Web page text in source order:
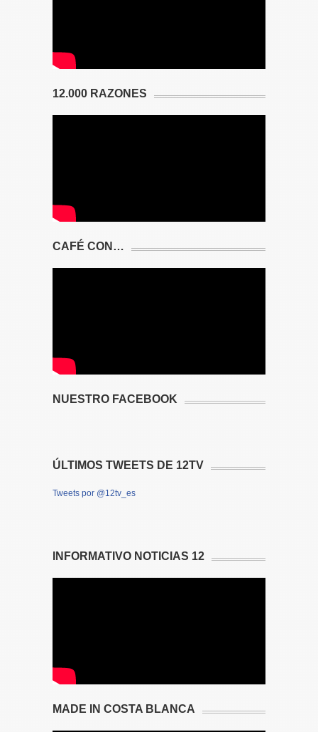
12.000 RAZONES
CAFÉ CON…
NUESTRO FACEBOOK
ÚLTIMOS TWEETS DE 12TV
Tweets por @12tv_es
INFORMATIVO NOTICIAS 12
MADE IN COSTA BLANCA